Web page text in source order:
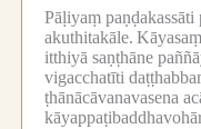
Pāḷiyaṃ paṇḍakassāti
akuthitakāle.
itthiyā saṇṭhāne
vigacchatīti
ṭhānācāvanavasena